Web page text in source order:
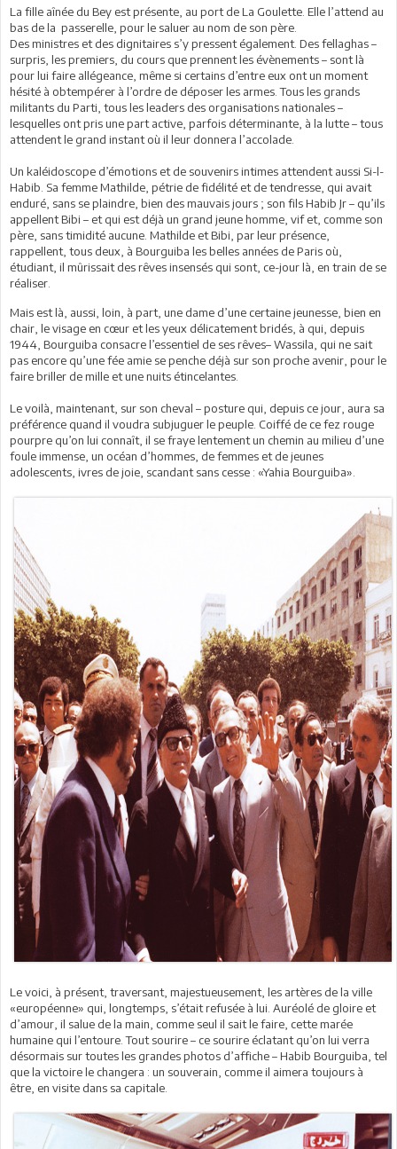
La fille aînée du Bey est présente, au port de La Goulette. Elle l’attend au
bas de la passerelle, pour le saluer au nom de son père.
Des ministres et des dignitaires s’y pressent également. Des fellaghas –
surpris, les premiers, du cours que prennent les évènements – sont là
pour lui faire allégeance, même si certains d’entre eux ont un moment
hésité à obtempérer à l’ordre de déposer les armes. Tous les grands
militants du Parti, tous les leaders des organisations nationales –
lesquelles ont pris une part active, parfois déterminante, à la lutte – tous
attendent le grand instant où il leur donnera l’accolade.
Un kaléidoscope d’émotions et de souvenirs intimes attendent aussi Si-l-
Habib. Sa femme Mathilde, pétrie de fidélité et de tendresse, qui avait
enduré, sans se plaindre, bien des mauvais jours ; son fils Habib Jr – qu’ils
appellent Bibi – et qui est déjà un grand jeune homme, vif et, comme son
père, sans timidité aucune. Mathilde et Bibi, par leur présence,
rappellent, tous deux, à Bourguiba les belles années de Paris où,
étudiant, il mûrissait des rêves insensés qui sont, ce-jour là, en train de se
réaliser.
Mais est là, aussi, loin, à part, une dame d’une certaine jeunesse, bien en
chair, le visage en cœur et les yeux délicatement bridés, à qui, depuis
1944, Bourguiba consacre l’essentiel de ses rêves– Wassila, qui ne sait
pas encore qu’une fée amie se penche déjà sur son proche avenir, pour le
faire briller de mille et une nuits étincelantes.
Le voilà, maintenant, sur son cheval – posture qui, depuis ce jour, aura sa
préférence quand il voudra subjuguer le peuple. Coiffé de ce fez rouge
pourpre qu’on lui connaît, il se fraye lentement un chemin au milieu d’une
foule immense, un océan d’hommes, de femmes et de jeunes
adolescents, ivres de joie, scandant sans cesse : «Yahia Bourguiba».
Le voici, à présent, traversant, majestueusement, les artères de la ville
«européenne» qui, longtemps, s’était refusée à lui. Auréolé de gloire et
d’amour, il salue de la main, comme seul il sait le faire, cette marée
humaine qui l’entoure. Tout sourire – ce sourire éclatant qu’on lui verra
désormais sur toutes les grandes photos d’affiche – Habib Bourguiba, tel
que la victoire le changera : un souverain, comme il aimera toujours à
être, en visite dans sa capitale.